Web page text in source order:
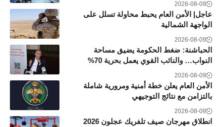
2026-08-09
عاجل| الأمن العام يحبط محاولة تسلل على
الواجهة الشمالية
2026-08-09
الحباشنة: ضغط الحكومة يضيق مساحة
النواب… والنائب القوي يعمل بحرية 70%
2026-08-09
الأمن العام يعلن خطة أمنية ومرورية شاملة
بالتزامن مع نتائج التوجيهي
2026-08-09
انطلاق مهرجان صيف تلفريك عجلون 2026